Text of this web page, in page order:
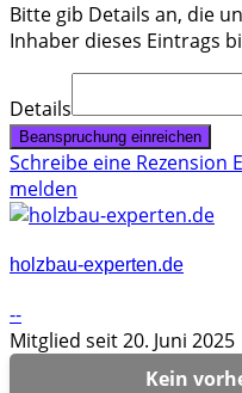
Bitte gib Details an, die
Inhaber dieses Eintrags
Details
Beanspruchung einreichen
Schreibe eine Rezension
melden
holzbau-experten.de
--
Mitglied seit 20. Juni 2025
Kein